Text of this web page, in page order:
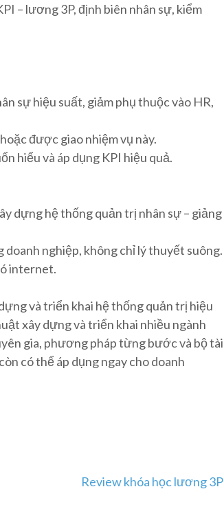
– lương 3P, định biên nhân sự, kiểm
sự hiệu suất, giảm phụ thuộc vào HR,
được giao nhiệm vụ này.
hiểu và áp dụng KPI hiệu quả.
dựng hệ thống quản trị nhân sự – giảng
nghiệp, không chỉ lý thuyết suông.
internet.
và triển khai hệ thống quản trị hiệu
xây dựng và triển khai nhiều ngành
gia, phương pháp từng bước và bộ tài
có thể áp dụng ngay cho doanh
Review khóa học lương 3P